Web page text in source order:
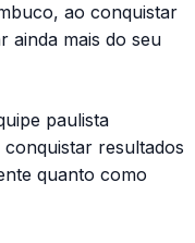
ao conquistar
ainda mais do seu
paulista
resultados
quanto como